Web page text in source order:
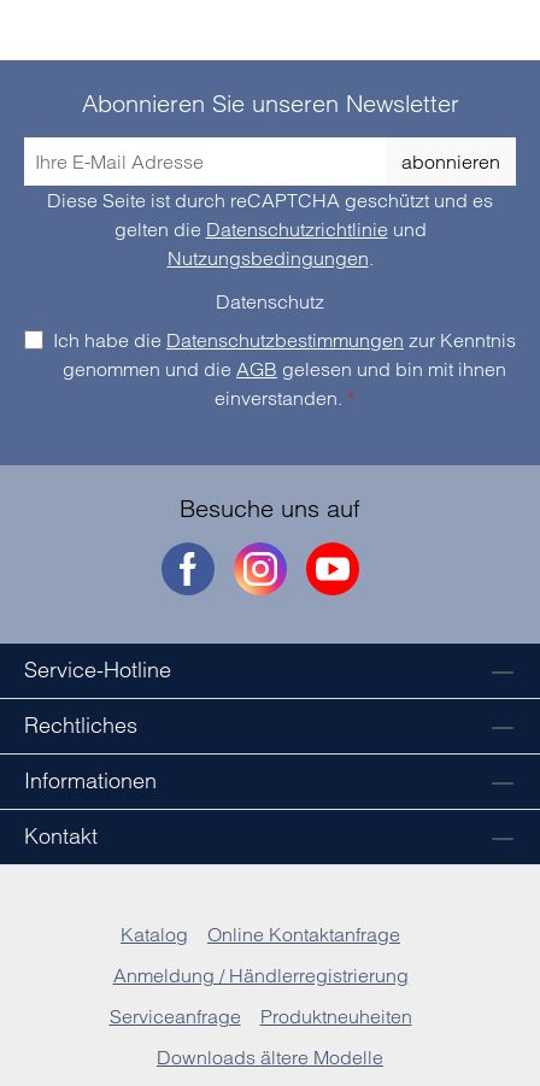
Abonnieren Sie unseren Newsletter
abonnieren
Diese Seite ist durch reCAPTCHA geschützt und es
gelten die Datenschutzrichtlinie und
Nutzungsbedingungen.
Datenschutz
Ich habe die Datenschutzbestimmungen zur Kenntnis
genommen und die AGB gelesen und bin mit ihnen
einverstanden. *
Besuche uns auf
Service-Hotline
Rechtliches
Informationen
Kontakt
Katalog
Online Kontaktanfrage
Anmeldung / Händlerregistrierung
Serviceanfrage
Produktneuheiten
Downloads ältere Modelle